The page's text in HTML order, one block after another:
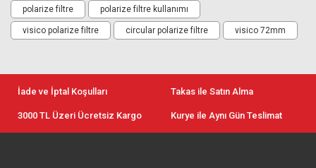
polarize filtre polarize filtre kullanımı
visico polarize filtre circular polarize filtre visico 72mm
İade ve İptal Koşulları Takas ile Satın Alma
3000 TL Üzeri Ücretsiz Kargo Kurye ile Aynı Gün Teslimat